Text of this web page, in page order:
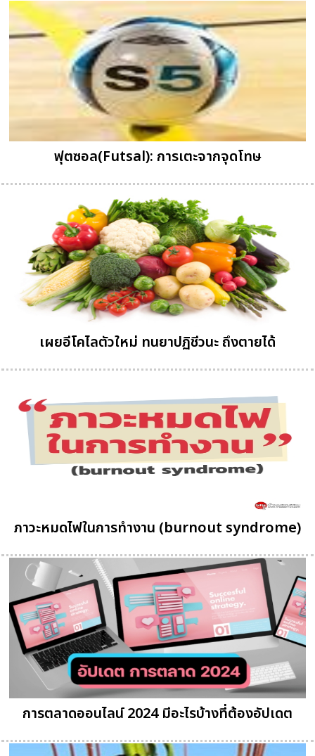
ฟุตซอล(Futsal): การเตะจากจุดโทษ
เผยอีโคไลตัวใหม่ ทนยาปฏิชีวนะ ถึงตายได้
ภาวะหมดไฟในการทำงาน (burnout syndrome)
การตลาดออนไลน์ 2024 มีอะไรบ้างที่ต้องอัปเดต